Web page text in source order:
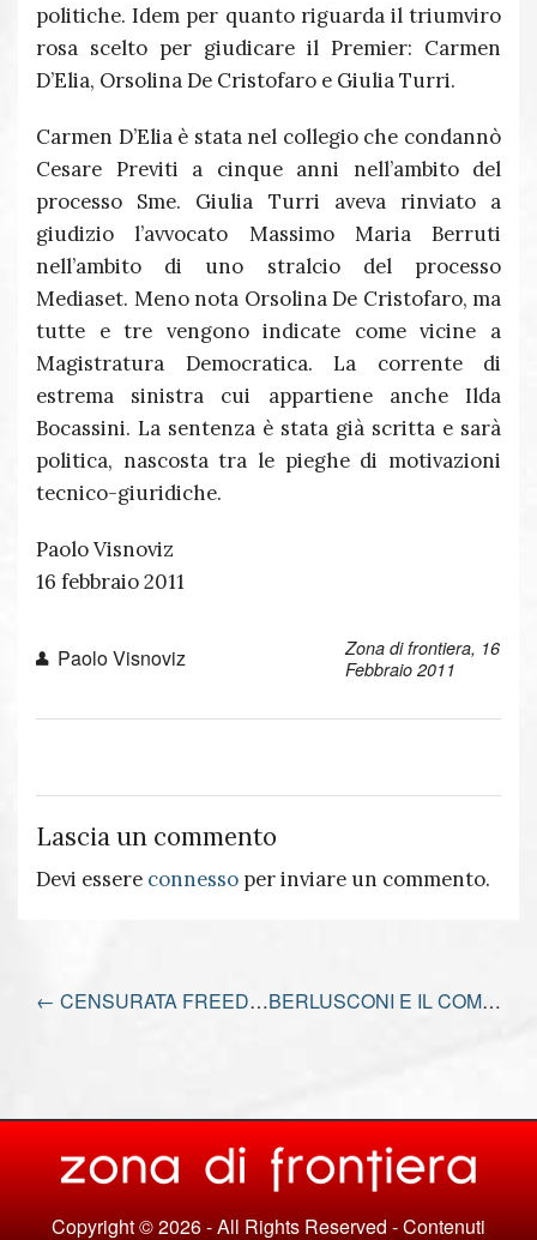
politiche. Idem per quanto riguarda il triumviro
rosa scelto per giudicare il Premier: Carmen
D’Elia, Orsolina De Cristofaro e Giulia Turri.
Carmen D’Elia è stata nel collegio che condannò
Cesare Previti a cinque anni nell’ambito del
processo Sme. Giulia Turri aveva rinviato a
giudizio l’avvocato Massimo Maria Berruti
nell’ambito di uno stralcio del processo
Mediaset. Meno nota Orsolina De Cristofaro, ma
tutte e tre vengono indicate come vicine a
Magistratura Democratica. La corrente di
estrema sinistra cui appartiene anche Ilda
Bocassini. La sentenza è stata già scritta e sarà
politica, nascosta tra le pieghe di motivazioni
tecnico-giuridiche.
Paolo Visnoviz
16 febbraio 2011
Paolo Visnoviz
Zona di frontiera, 16
Febbraio 2011
Lascia un commento
Devi essere connesso per inviare un commento.
← CENSURATA FREEDOM24 BERLUSCONI E IL COMUNISMO
Copyright © 2026 - All Rights Reserved - Contenuti